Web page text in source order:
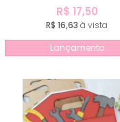
R$ 17,50
R$ 16,63 à vista
Lançamento